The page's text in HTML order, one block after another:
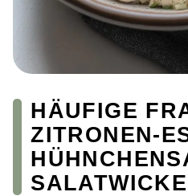
HÄUFIGE
ZITRONEN-